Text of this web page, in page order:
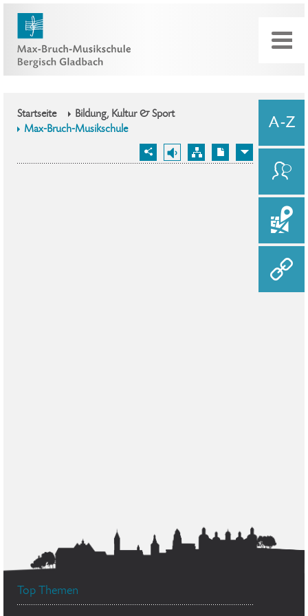
Startseite
Bildung, Kultur & Sport
Max-Bruch-Musikschule
Top Themen